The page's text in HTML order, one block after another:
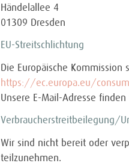
Händelallee 4
01309 Dresden
EU-Streitschlichtung
Die Europäische
https://ec.europa.eu/
Unsere E-Mail-Adresse
Verbraucher­streit­beilegung/
Wir sind nicht bereit oder
teilzunehmen.